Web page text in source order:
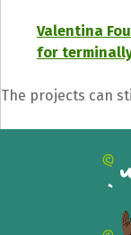
Valentina
for
The projects can